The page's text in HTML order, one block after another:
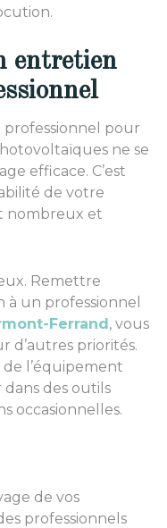
entretien
pour
ne se
efficace. C’est
de votre
nombreux et
Remettre
à un professionnel
Ferrand , vous
d’autres priorités.
de l’équipement
dans des outils
occasionnelles.
de vos
professionnels